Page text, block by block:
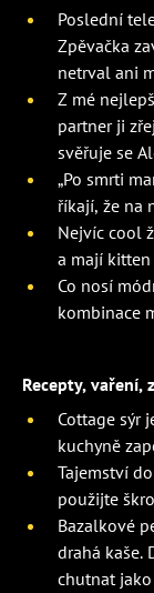
Poslední
Zpěvačka
netrval ani
Z mé
partner ji
svěřuje se
„Po smrti
říkají, že na
Nejvíc cool
a mají
Co nosí
kombinace
Recepty, vaření,
Cottage sýr
kuchyně
Tajemství
použijte
Bazalkové
drahá kaše.
chutnat